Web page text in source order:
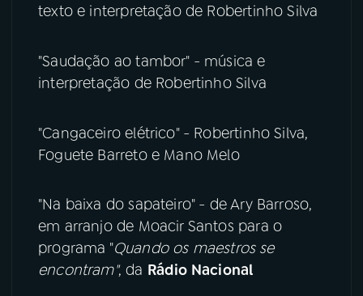
texto e interpretação de Robertinho Silva
"Saudação ao tambor" - música e
interpretação de Robertinho Silva
"Cangaceiro elétrico" - Robertinho Silva,
Foguete Barreto e Mano Melo
"Na baixa do sapateiro" - de Ary Barroso,
em arranjo de Moacir Santos para o
programa "Quando os maestros se
encontram", da Rádio Nacional